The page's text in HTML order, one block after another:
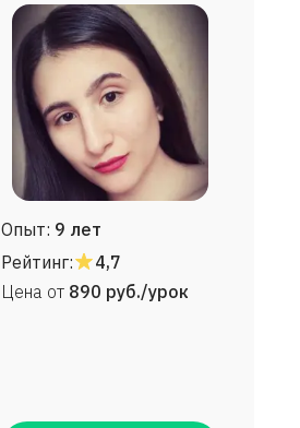
Опыт: 9 лет
Рейтинг:
4,7
Цена от 890 руб./урок